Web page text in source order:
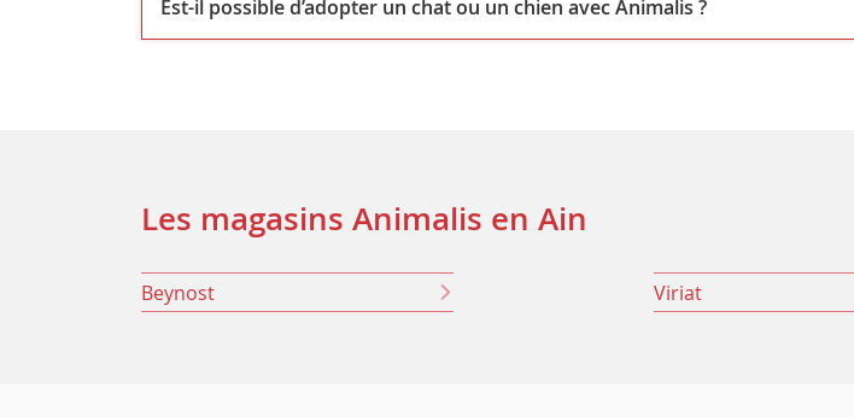
Est-il possible d’adopter un chat ou un chien avec Animalis ?
Les magasins Animalis en Ain
Beynost Viriat